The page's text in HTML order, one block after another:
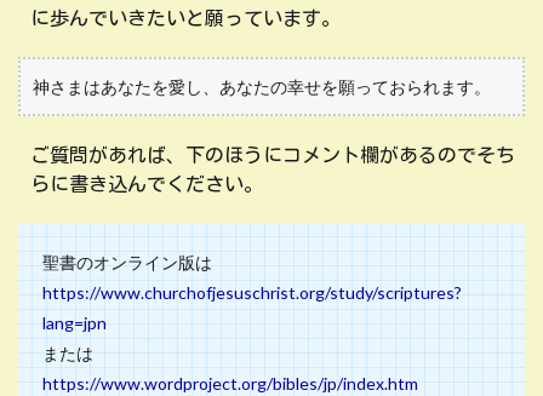
に歩んでいきたいと願っています。
神さまはあなたを愛し、あなたの幸せを願っておられます。
ご質問があれば、下のほうにコメント欄があるのでそち
らに書き込んでください。
聖書のオンライン版は
https://www.churchofjesuschrist.org/study/scriptures?
lang=jpn
または
https://www.wordproject.org/bibles/jp/index.htm